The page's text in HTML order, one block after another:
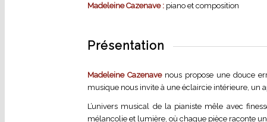
Madeleine Cazenave : piano et composition
Présentation
Madeleine Cazenavenous propose une douce
musique nous invite à une éclaircie intérieure, un
L’univers musical de la pianiste mêle avec
mélancolie et lumière, où chaque pièce raconte